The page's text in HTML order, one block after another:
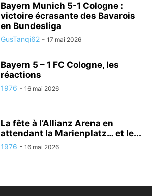
Bayern Munich 5-1 Cologne :
victoire écrasante des Bavarois
en Bundesliga
GusTanqi62 - 17 mai 2026
Bayern 5 – 1 FC Cologne, les
réactions
1976 - 16 mai 2026
La fête à l’Allianz Arena en
attendant la Marienplatz… et le...
1976 - 16 mai 2026